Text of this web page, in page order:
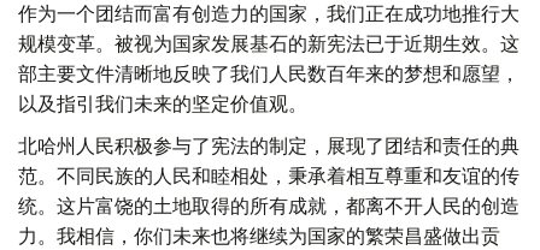
作为一个团结而富有创造力的国家，我们正在成功地推行大
规模变革。被视为国家发展基石的新宪法已于近期生效。这
部主要文件清晰地反映了我们人民数百年来的梦想和愿望，
以及指引我们未来的坚定价值观。
北哈州人民积极参与了宪法的制定，展现了团结和责任的典
范。不同民族的人民和睦相处，秉承着相互尊重和友谊的传
统。这片富饶的土地取得的所有成就，都离不开人民的创造
力。我相信，你们未来也将继续为国家的繁荣昌盛做出贡